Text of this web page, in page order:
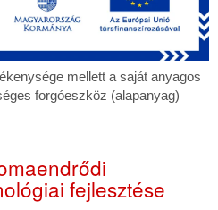
mellett a saját anyagos
forgóeszköz (alapanyag)
fejlesztése